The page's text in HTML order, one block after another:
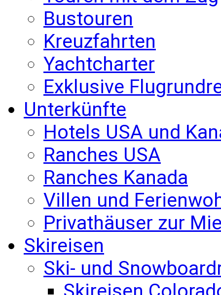
Bustouren
Kreuzfahrten
Yachtcharter
Exklusive
Unterkünfte
Hotels USA und
Ranches USA
Ranches Kanada
Villen und
Privathäuser zur
Skireisen
Ski- und